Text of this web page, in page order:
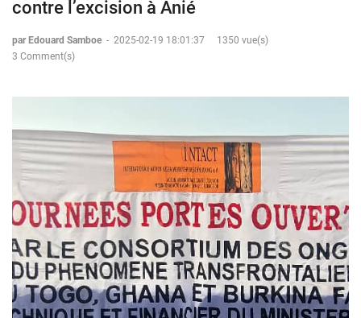
contre l’excision à Anié
par Edouard Samboe - 2025-02-19 18:01:37
1350 vue(s)
3 Comment(s)